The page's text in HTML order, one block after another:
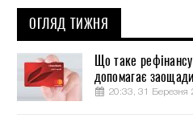
ОГЛЯД ТИЖНЯ
Що таке
допомагає
20:33, 31 Березня